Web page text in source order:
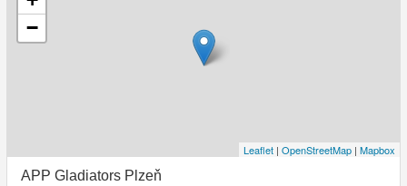
−
Leaflet | OpenStreetMap | Mapbox
APP Gladiators Plzeň